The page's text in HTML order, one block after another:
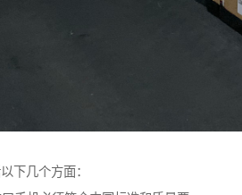
下几个方面：